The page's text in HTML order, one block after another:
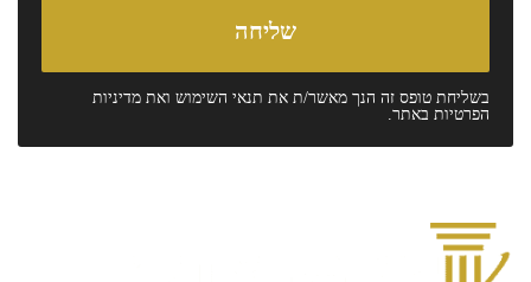
בשליחת טופס זה הנך מאשר/ת את תנאי השימוש ואת מדיניות
הפרטיות באתר.